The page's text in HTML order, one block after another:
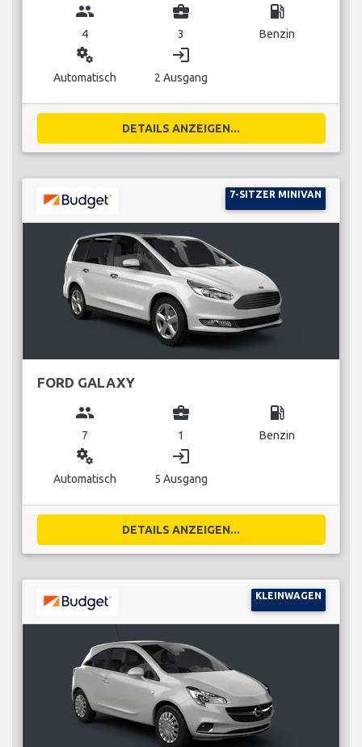
group
4
business_center
3
local_gas_station
Benzin
miscellaneous_services
Automatisch
login
2 Ausgang
DETAILS ANZEIGEN...
7-SITZER MINIVAN
FORD GALAXY
group
7
business_center
1
local_gas_station
Benzin
miscellaneous_services
Automatisch
login
5 Ausgang
DETAILS ANZEIGEN...
KLEINWAGEN